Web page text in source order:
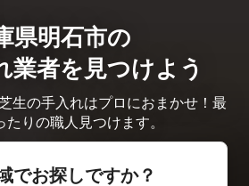
県明石市の
業者を見つけよう
生の手入れはプロにおまかせ！最
りの職人見つけます。
でお探しですか？